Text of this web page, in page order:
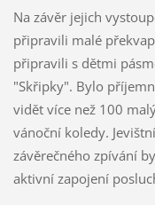
Na závěr jejich
připravili malé
připravili s dětmi
"Skřipky". Bylo
vidět více než 100
vánoční koledy.
závěrečného zpívání
aktivní zapojení